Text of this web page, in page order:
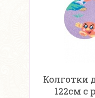
Колготки
122см с